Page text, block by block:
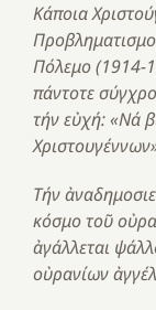
Κάποια
Πόλεμο (1914-
πάντοτε
τήν εὐχή: «Νά
Τήν
κόσμο τοῦ
ἀγάλλεται
οὐρανίων